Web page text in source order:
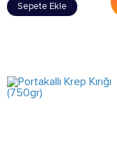
Sepete Ekle